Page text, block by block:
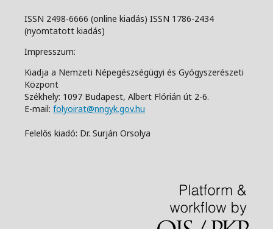
ISSN 2498-6666 (online kiadás) ISSN 1786-2434
(nyomtatott kiadás)
Impresszum:
Kiadja a Nemzeti Népegészségügyi és Gyógyszerészeti
Központ
Székhely: 1097 Budapest, Albert Flórián út 2-6.
E-mail: folyoirat@nngyk.gov.hu
Felelős kiadó: Dr. Surján Orsolya